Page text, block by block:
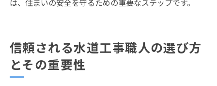
は、住まいの安全を守るための重要なステップです。
信頼される水道工事職人の選び方
とその重要性